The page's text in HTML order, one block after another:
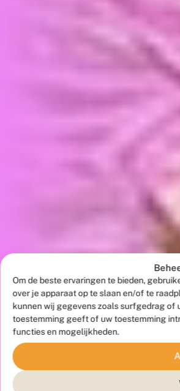
Om de beste ervaringen te bieden,
over je apparaat op te slaan en/of te
kunnen wij gegevens zoals surfgedrag of
toestemming geeft of uw toestemming
functies en mogelijkheden.